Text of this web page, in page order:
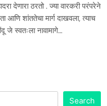
देणारा ठरतो . ज्या वारकरी परंपरेने
शांततेचा मार्ग दाखवला, त्याच
जे स्वतःला नावामागे…
Search